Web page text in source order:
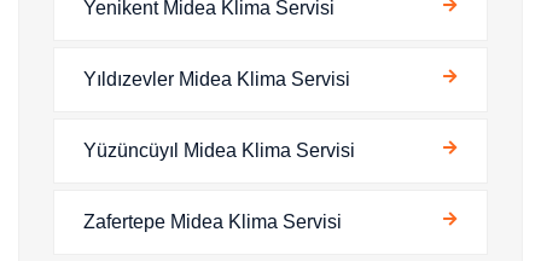
Yenikent Midea Klima Servisi
Yıldızevler Midea Klima Servisi
Yüzüncüyıl Midea Klima Servisi
Zafertepe Midea Klima Servisi